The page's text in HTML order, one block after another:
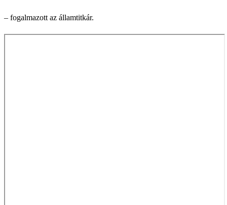
– fogalmazott az államtitkár.